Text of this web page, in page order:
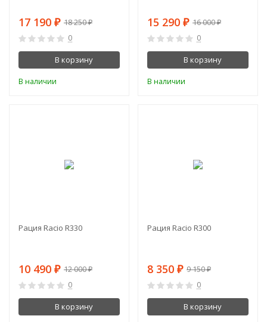
17 190 ₽ 18 250₽
0
В корзину
В наличии
15 290 ₽ 16 000₽
0
В корзину
В наличии
Рация Racio R330
10 490 ₽ 12 000₽
0
В корзину
Рация Racio R300
8 350 ₽ 9 150₽
0
В корзину